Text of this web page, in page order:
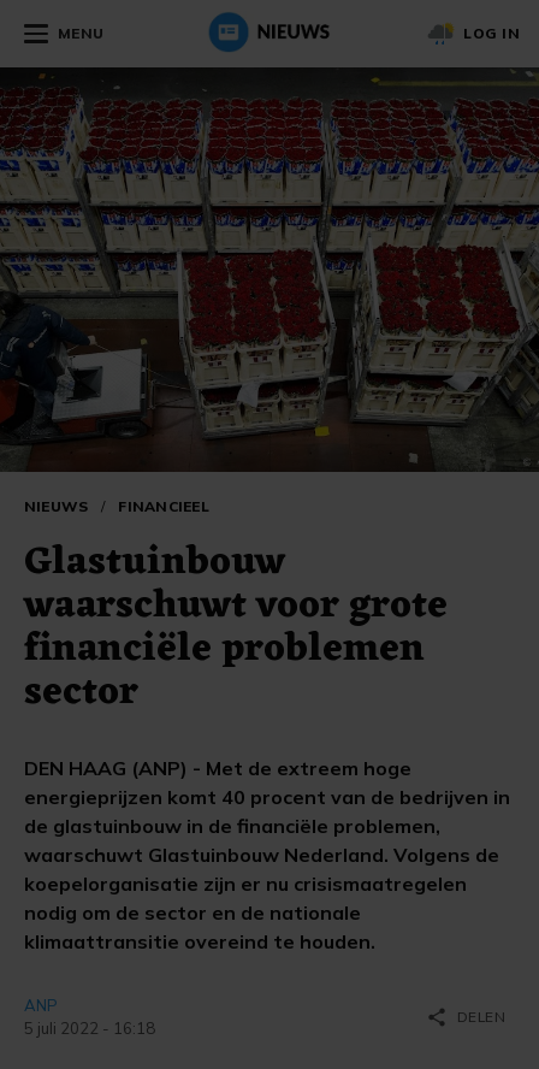
MENU LOG IN
NIEUWS / FINANCIEEL
Glastuinbouw
waarschuwt voor grote
financiële problemen
sector
DEN HAAG (ANP) - Met de extreem hoge
energieprijzen komt 40 procent van de bedrijven in
de glastuinbouw in de financiële problemen,
waarschuwt Glastuinbouw Nederland. Volgens de
koepelorganisatie zijn er nu crisismaatregelen
nodig om de sector en de nationale
klimaattransitie overeind te houden.
ANP
5 juli 2022 - 16:18
share DELEN